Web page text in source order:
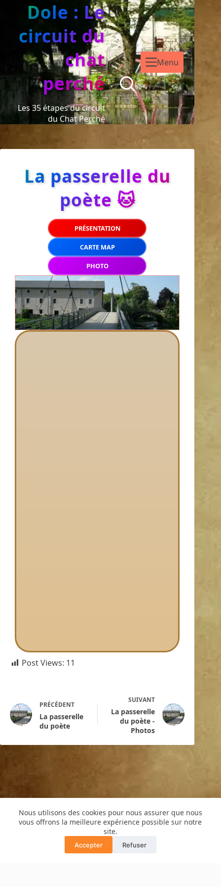
Nous utilisons des cookies pour nous assurer que nous
vous offrons la meilleure expérience possible sur notre
site.
Accepter Refuser
Dole : Le
circuit du
chat
perché
Les 35 étapes du circuit
du Chat Perché
Menu
La passerelle du
poète 🐱
PRÉSENTATION
CARTE MAP
PHOTO
Post Views: 11
PRÉCÉDENT
La passerelle
du poète
SUIVANT
La passerelle
du poète -
Photos
Copyright © 2016 -Cyril de Grivel
PLAN DU SITE
MENTIONS LÉGALES
POLITIQUE CONFIDENTIALITÉ